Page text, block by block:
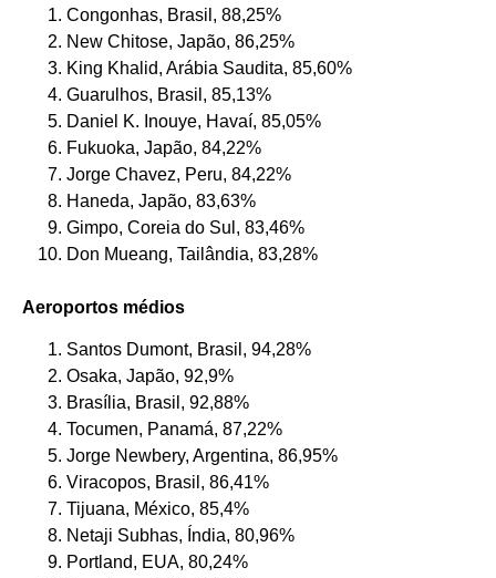
Congonhas, Brasil, 88,25%
New Chitose, Japão, 86,25%
King Khalid, Arábia Saudita, 85,60%
Guarulhos, Brasil, 85,13%
Daniel K. Inouye, Havaí, 85,05%
Fukuoka, Japão, 84,22%
Jorge Chavez, Peru, 84,22%
Haneda, Japão, 83,63%
Gimpo, Coreia do Sul, 83,46%
Don Mueang, Tailândia, 83,28%
Aeroportos médios
Santos Dumont, Brasil, 94,28%
Osaka, Japão, 92,9%
Brasília, Brasil, 92,88%
Tocumen, Panamá, 87,22%
Jorge Newbery, Argentina, 86,95%
Viracopos, Brasil, 86,41%
Tijuana, México, 85,4%
Netaji Subhas, Índia, 80,96%
Portland, EUA, 80,24%